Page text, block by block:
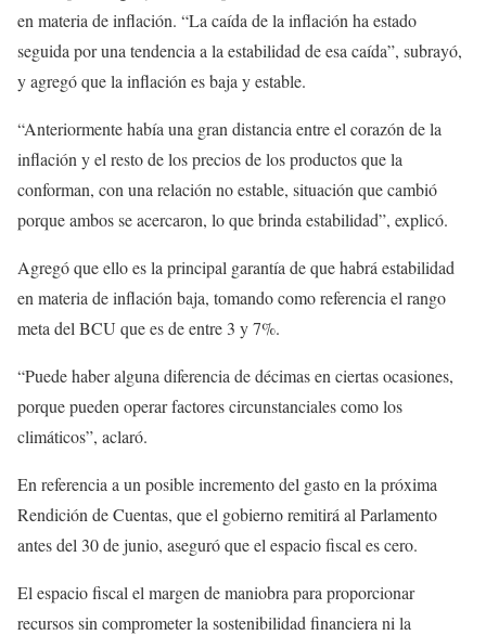
en materia de inflación. “La caída de la inflación ha estado
seguida por una tendencia a la estabilidad de esa caída”, subrayó,
y agregó que la inflación es baja y estable.
“Anteriormente había una gran distancia entre el corazón de la
inflación y el resto de los precios de los productos que la
conforman, con una relación no estable, situación que cambió
porque ambos se acercaron, lo que brinda estabilidad”, explicó.
Agregó que ello es la principal garantía de que habrá estabilidad
en materia de inflación baja, tomando como referencia el rango
meta del BCU que es de entre 3 y 7%.
“Puede haber alguna diferencia de décimas en ciertas ocasiones,
porque pueden operar factores circunstanciales como los
climáticos”, aclaró.
En referencia a un posible incremento del gasto en la próxima
Rendición de Cuentas, que el gobierno remitirá al Parlamento
antes del 30 de junio, aseguró que el espacio fiscal es cero.
El espacio fiscal el margen de maniobra para proporcionar
recursos sin comprometer la sostenibilidad financiera ni la